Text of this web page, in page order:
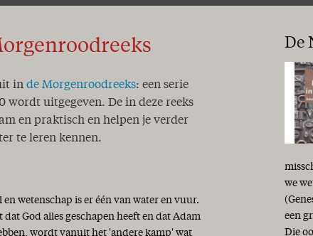
in de Morgenroodreeks: een serie
wordt uitgegeven. De in deze reeks
en praktisch en helpen je verder
te leren kennen.
en wetenschap is er één van water en vuur.
God alles geschapen heeft en dat Adam
wordt vanuit het 'andere kamp' wat
De
we
een
Die